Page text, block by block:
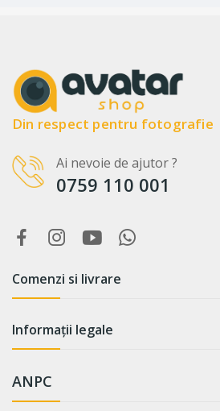
Din respect pentru fotografie
Ai nevoie de ajutor ?
0759 110 001
Comenzi si livrare
Informații legale
ANPC